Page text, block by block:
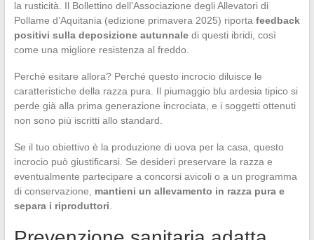
la rusticità. Il Bollettino dell’Associazione degli Allevatori di
Pollame d’Aquitania (edizione primavera 2025) riporta feedback
positivi sulla deposizione autunnaledi questi ibridi, così
come una migliore resistenza al freddo.
Perché esitare allora? Perché questo incrocio diluisce le
caratteristiche della razza pura. Il piumaggio blu ardesia tipico si
perde già alla prima generazione incrociata, e i soggetti ottenuti
non sono più iscritti allo standard.
Se il tuo obiettivo è la produzione di uova per la casa, questo
incrocio può giustificarsi. Se desideri preservare la razza e
eventualmente partecipare a concorsi avicoli o a un programma
di conservazione, mantieni un allevamento in razza pura e
separa i riproduttori.